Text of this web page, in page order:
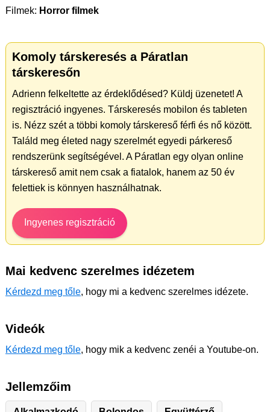
Filmek: Horror filmek
Komoly társkeresés a Páratlan
társkeresőn
Adrienn felkeltette az érdeklődésed? Küldj üzenetet! A
regisztráció ingyenes. Társkeresés mobilon és tableten
is. Nézz szét a többi komoly társkereső férfi és nő között.
Találd meg életed nagy szerelmét egyedi párkereső
rendszerünk segítségével. A Páratlan egy olyan online
társkereső amit nem csak a fiatalok, hanem az 50 év
felettiek is könnyen használhatnak.
Ingyenes regisztráció
Mai kedvenc szerelmes idézetem
Kérdezd meg tőle, hogy mi a kedvenc szerelmes idézete.
Videók
Kérdezd meg tőle, hogy mik a kedvenc zenéi a Youtube-on.
Jellemzőim